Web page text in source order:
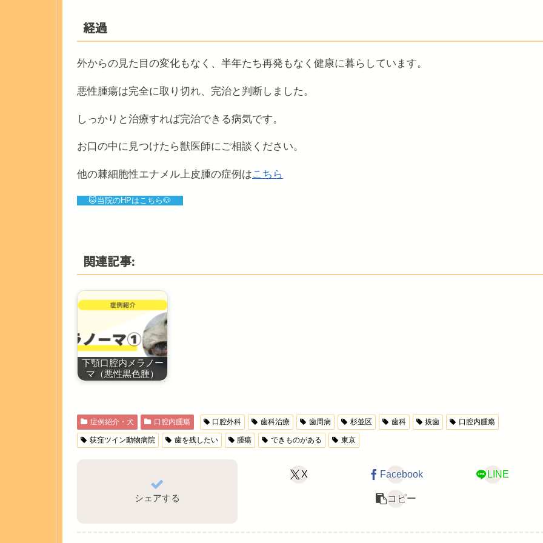
経過
外からの見た目の変化もなく、半年たち再発もなく健康に暮らしています。
悪性腫瘍は完全に取り切れ、完治と判断しました。
しっかりと治療すれば完治できる病気です。
お口の中に見つけたら獣医師にご相談ください。
他の棘細胞性エナメル上皮腫の症例はこちら
🐱当院のHPはこちら🐶
関連記事:
下顎口腔内メラノー
マ（悪性黒色腫）
症例紹介・犬 口腔内腫瘍 口腔外科 歯科治療 歯周病 杉並区 歯科 抜歯 口腔内腫瘍
荻窪ツイン動物病院 歯を残したい 腫瘍 できものがある 東京
シェアする
X Facebook LINE
コピー